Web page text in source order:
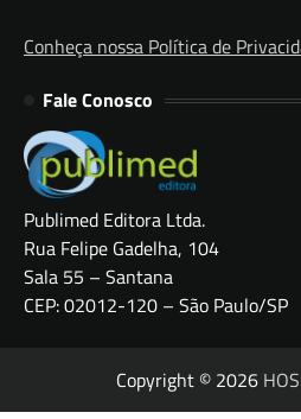
Conheça nossa Política de
Fale Conosco
Publimed Editora Ltda.
Rua Felipe Gadelha, 104
Sala 55 – Santana
CEP: 02012-120 – São Paulo/SP
Copyright © 2026